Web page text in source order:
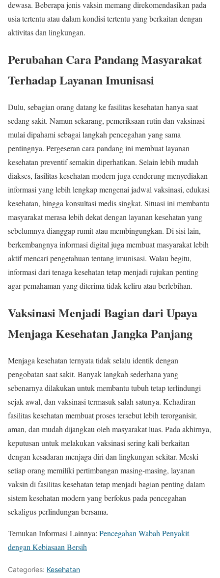
dewasa. Beberapa jenis vaksin memang direkomendasikan pada
usia tertentu atau dalam kondisi tertentu yang berkaitan dengan
aktivitas dan lingkungan.
Perubahan Cara Pandang Masyarakat
Terhadap Layanan Imunisasi
Dulu, sebagian orang datang ke fasilitas kesehatan hanya saat
sedang sakit. Namun sekarang, pemeriksaan rutin dan vaksinasi
mulai dipahami sebagai langkah pencegahan yang sama
pentingnya. Pergeseran cara pandang ini membuat layanan
kesehatan preventif semakin diperhatikan. Selain lebih mudah
diakses, fasilitas kesehatan modern juga cenderung menyediakan
informasi yang lebih lengkap mengenai jadwal vaksinasi, edukasi
kesehatan, hingga konsultasi medis singkat. Situasi ini membantu
masyarakat merasa lebih dekat dengan layanan kesehatan yang
sebelumnya dianggap rumit atau membingungkan. Di sisi lain,
berkembangnya informasi digital juga membuat masyarakat lebih
aktif mencari pengetahuan tentang imunisasi. Walau begitu,
informasi dari tenaga kesehatan tetap menjadi rujukan penting
agar pemahaman yang diterima tidak keliru atau berlebihan.
Vaksinasi Menjadi Bagian dari Upaya
Menjaga Kesehatan Jangka Panjang
Menjaga kesehatan ternyata tidak selalu identik dengan
pengobatan saat sakit. Banyak langkah sederhana yang
sebenarnya dilakukan untuk membantu tubuh tetap terlindungi
sejak awal, dan vaksinasi termasuk salah satunya. Kehadiran
fasilitas kesehatan membuat proses tersebut lebih terorganisir,
aman, dan mudah dijangkau oleh masyarakat luas. Pada akhirnya,
keputusan untuk melakukan vaksinasi sering kali berkaitan
dengan kesadaran menjaga diri dan lingkungan sekitar. Meski
setiap orang memiliki pertimbangan masing-masing, layanan
vaksin di fasilitas kesehatan tetap menjadi bagian penting dalam
sistem kesehatan modern yang berfokus pada pencegahan
sekaligus perlindungan bersama.
Temukan Informasi Lainnya: Pencegahan Wabah Penyakit
dengan Kebiasaan Bersih
Categories: Kesehatan